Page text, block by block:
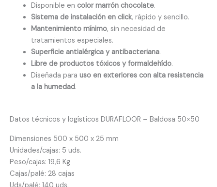
Disponible en color marrón chocolate.
Sistema de instalación en click, rápido y sencillo.
Mantenimiento mínimo, sin necesidad de
tratamientos especiales.
Superficie antialérgica y antibacteriana.
Libre de productos tóxicos y formaldehído.
Diseñada para uso en exteriores con alta resistencia
a la humedad.
Datos técnicos y logísticos DURAFLOOR – Baldosa 50×50
Dimensiones 500 x 500 x 25 mm
Unidades/cajas: 5 uds.
Peso/cajas: 19,6 Kg
Cajas/palé: 28 cajas